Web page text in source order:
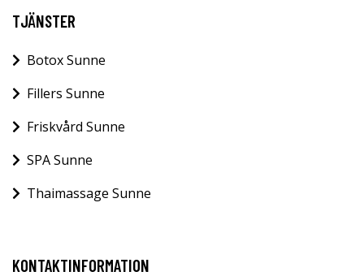
TJÄNSTER
Botox Sunne
Fillers Sunne
Friskvård Sunne
SPA Sunne
Thaimassage Sunne
KONTAKTINFORMATION